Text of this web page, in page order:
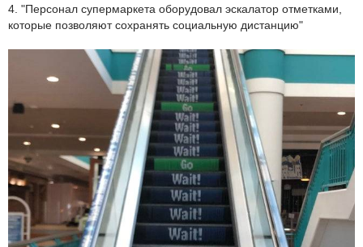
4. "Персонал супермаркета оборудовал эскалатор отметками,
которые позволяют сохранять социальную дистанцию"